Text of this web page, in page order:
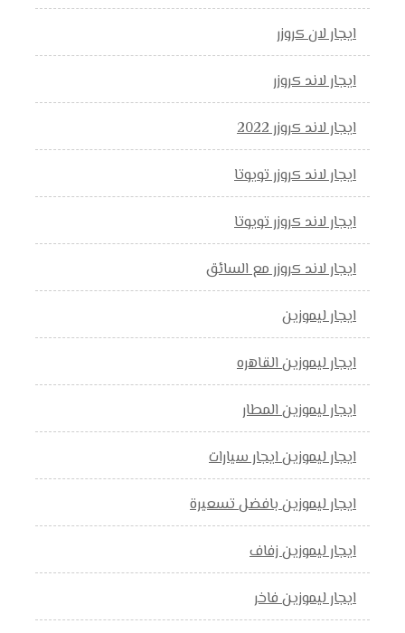
ايجار لان كروزر
ايجار لاند كروزر
ايجار لاند كروزر 2022
ايجار لاند كروزر تويوتا
ايجار لاند كروزر تويوتا
ايجار لاند كروزر مع السائق
ايجار ليموزين
ايجار ليموزين القاهره
ايجار ليموزين المطار
ايجار ليموزين ايجار سيارات
ايجار ليموزين بافضل تسعيرة
ايجار ليموزين زفاف
ايجار ليموزين فاخر